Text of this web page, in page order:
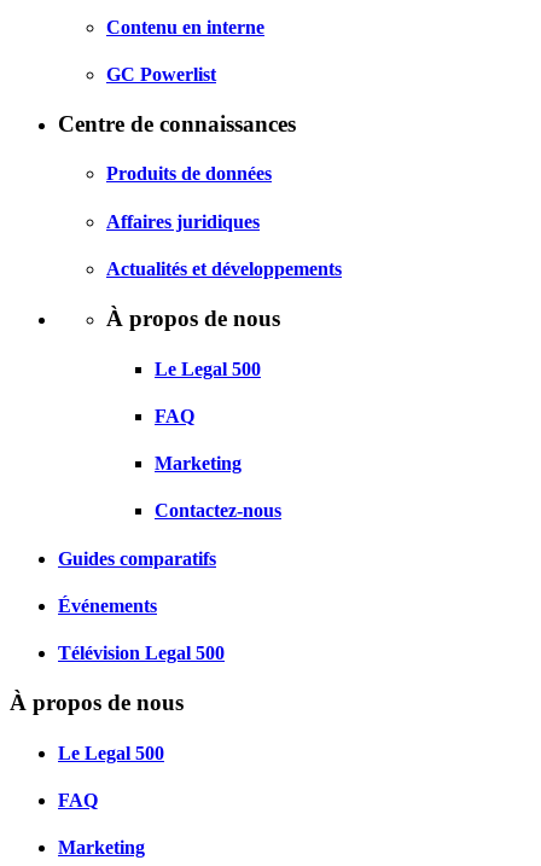
Contenu en interne
GC Powerlist
Centre de connaissances
Produits de données
Affaires juridiques
Actualités et développements
À propos de nous
Le Legal 500
FAQ
Marketing
Contactez-nous
Guides comparatifs
Événements
Télévision Legal 500
À propos de nous
Le Legal 500
FAQ
Marketing